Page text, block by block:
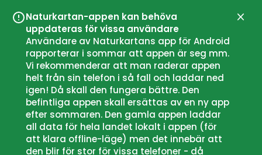
Naturkartan-appen kan behöva
uppdateras för vissa användare
Användare av Naturkartans app för Android
rapporterar i sommar att appen är seg mm.
Vi rekommenderar att man raderar appen
helt från sin telefon i så fall och laddar ned
igen! Då skall den fungera bättre. Den
befintliga appen skall ersättas av en ny app
efter sommaren. Den gamla appen laddar
all data för hela landet lokalt i appen (för
att klara offline-läge) men det innebär att
den blir för stor för vissa telefoner - då